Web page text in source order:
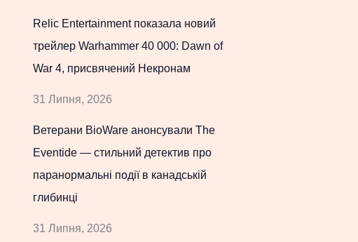
Relic Entertainment показала новий
трейлер Warhammer 40 000: Dawn of
War 4, присвячений Некронам
31 Липня, 2026
Ветерани BioWare анонсували The
Eventide — стильний детектив про
паранормальні події в канадській
глибинці
31 Липня, 2026